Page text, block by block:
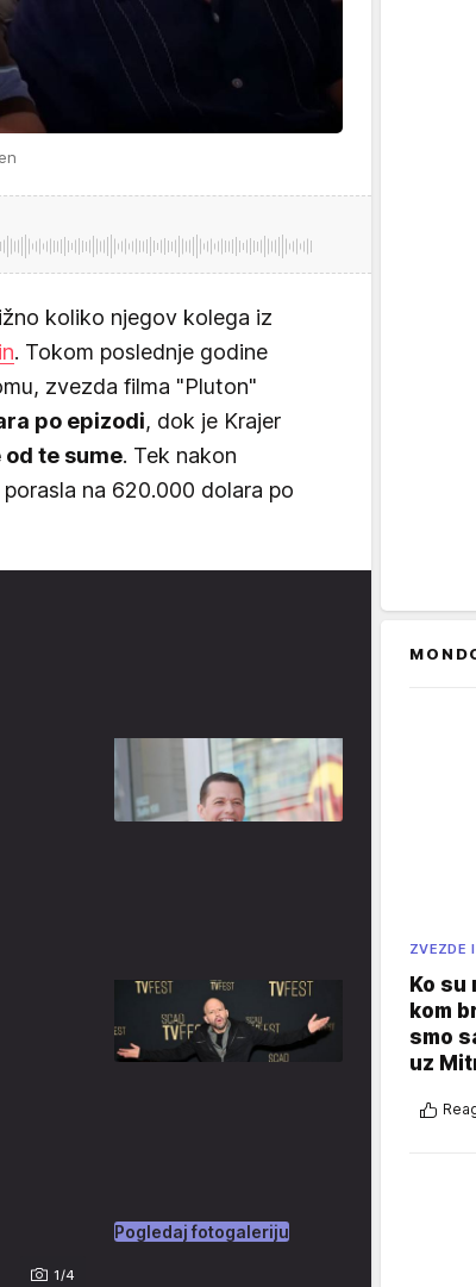
koliko njegov kolega iz
. Tokom poslednje godine
zvezda filma "Pluton"
po epizodi, dok je Krajer
te sume. Tek nakon
na 620.000 dolara po
1/4
Pogledaj fotogaleriju
ZVEZDE
Ko su
kom
smo
uz